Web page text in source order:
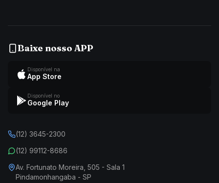
Baixe nosso APP
Disponível na
App Store
Disponível no
Google Play
(12) 3645-2300
(12) 99112-8686
Av. Fortunato Moreira, 505 - Sala 1
Pindamonhangaba - SP